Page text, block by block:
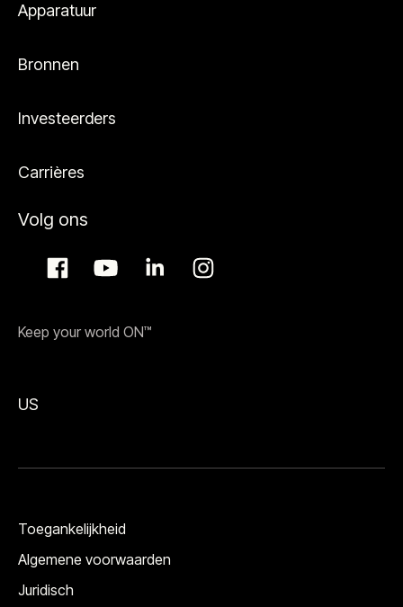
Apparatuur
Bronnen
Investeerders
Carrières
Volg ons
Keep your world ON™
US
Toegankelijkheid
Algemene voorwaarden
Juridisch